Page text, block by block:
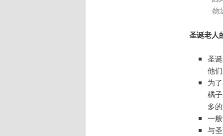
物
圣诞老人
圣
他
为
橘
多
一
与